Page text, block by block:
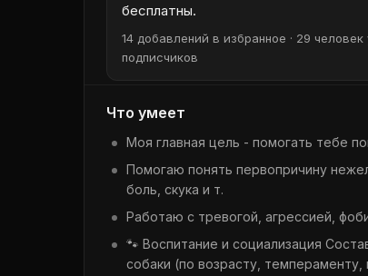
бесплатны.
14 добавлений в избранное · 29
подписчиков
Что умеет
Моя главная цель - помогать тебе
Помогаю понять первопричину
боль, скука и т.
Работаю с тревогой, агрессией,
🐾 Воспитание и социализация
собаки (по возрасту, темпераменту,